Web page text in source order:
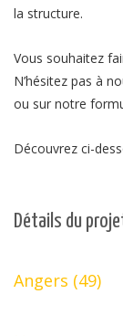
la structure.
Vous souhaitez
N’hésitez pas à
ou sur notre
Découvrez ci-
Détails du
Angers (49)